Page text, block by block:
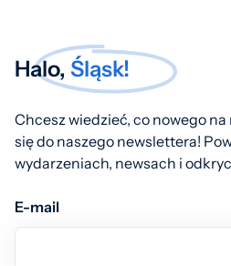
Halo, Śląsk!
Chcesz wiedzieć, co nowego
się do naszego newslettera!
wydarzeniach, newsach i
E-mail